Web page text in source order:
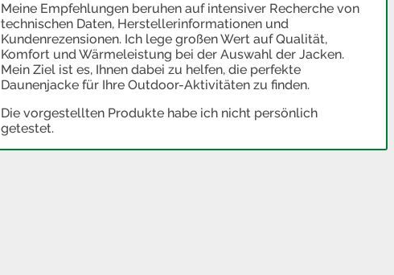
Meine Empfehlungen beruhen auf intensiver Recherche von
technischen Daten, Herstellerinformationen und
Kundenrezensionen. Ich lege großen Wert auf Qualität,
Komfort und Wärmeleistung bei der Auswahl der Jacken.
Mein Ziel ist es, Ihnen dabei zu helfen, die perfekte
Daunenjacke für Ihre Outdoor-Aktivitäten zu finden.
Die vorgestellten Produkte habe ich nicht persönlich
getestet.